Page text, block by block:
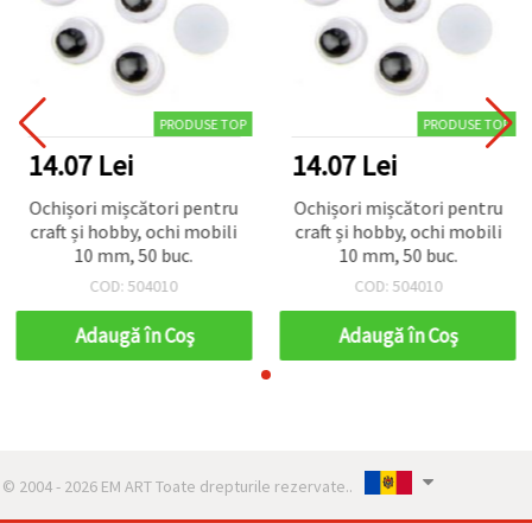
PRODUSE TOP
14.07 Lei
Ochișori mișcători pentru
craft și hobby, ochi mobili
10 mm, 50 buc.
COD: 504010
Adaugă în Coş
PRODUSE TOP
14.07 Lei
Ochișori mișcători pentru
craft și hobby, ochi mobili
10 mm, 50 buc.
COD: 504010
Adaugă în Coş
© 2004 - 2026 EM ART Toate drepturile rezervate..